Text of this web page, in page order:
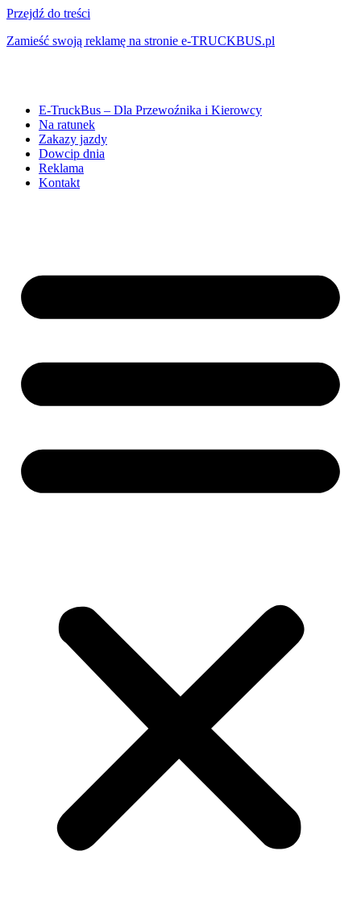
Przejdź do treści
Zamieść swoją reklamę na stronie e-TRUCKBUS.pl
E-TruckBus – Dla Przewoźnika i Kierowcy
Na ratunek
Zakazy jazdy
Dowcip dnia
Reklama
Kontakt